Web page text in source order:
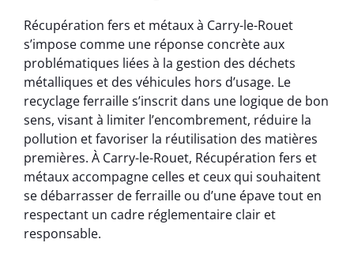
Récupération fers et métaux à Carry-le-Rouet
s’impose comme une réponse concrète aux
problématiques liées à la gestion des déchets
métalliques et des véhicules hors d’usage. Le
recyclage ferraille s’inscrit dans une logique de bon
sens, visant à limiter l’encombrement, réduire la
pollution et favoriser la réutilisation des matières
premières. À Carry-le-Rouet, Récupération fers et
métaux accompagne celles et ceux qui souhaitent
se débarrasser de ferraille ou d’une épave tout en
respectant un cadre réglementaire clair et
responsable.